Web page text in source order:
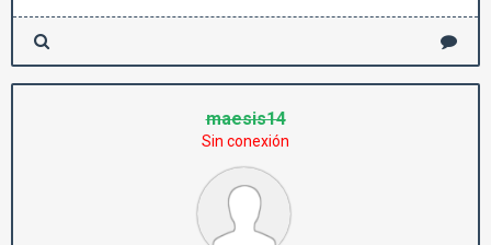
maesis14
Sin conexión